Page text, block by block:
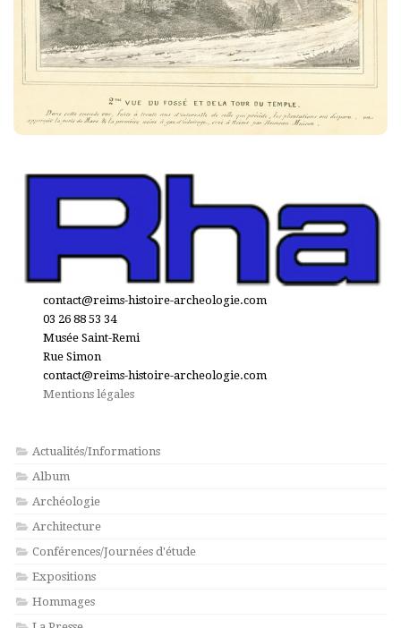
contact@reims-histoire-archeologie.com
03 26 88 53 34
Musée Saint-Remi
Rue Simon
contact@reims-histoire-archeologie.com
Mentions légales
Actualités/Informations
Album
Archéologie
Architecture
Conférences/Journées d'étude
Expositions
Hommages